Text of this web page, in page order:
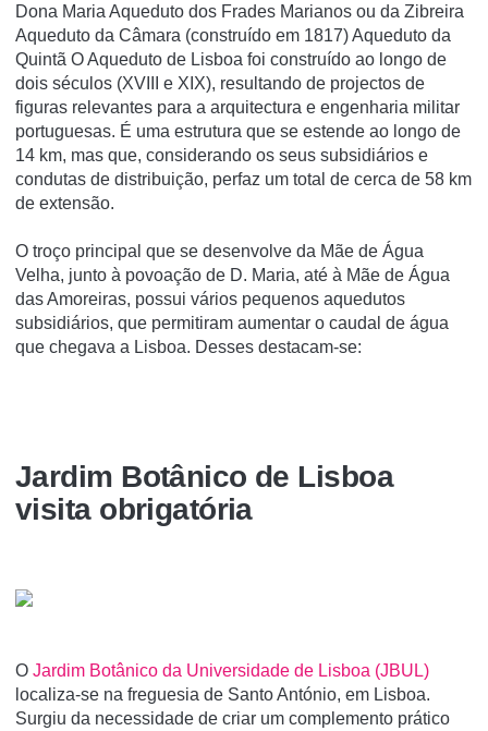
Dona Maria Aqueduto dos Frades Marianos ou da Zibreira
Aqueduto da Câmara (construí­do em 1817) Aqueduto da
Quintã O Aqueduto de Lisboa foi construído ao longo de
dois séculos (XVIII e XIX), resultando de projectos de
figuras relevantes para a arquitectura e engenharia militar
portuguesas. É uma estrutura que se estende ao longo de
14 km, mas que, considerando os seus subsidiários e
condutas de distribuição, perfaz um total de cerca de 58 km
de extensão.
O troço principal que se desenvolve da Mãe de Água
Velha, junto à povoação de D. Maria, até à Mãe de Água
das Amoreiras, possui vários pequenos aquedutos
subsidiários, que permitiram aumentar o caudal de água
que chegava a Lisboa. Desses destacam-se:
Jardim Botânico de Lisboa
visita obrigatória
O Jardim Botânico da Universidade de Lisboa (JBUL)
localiza-se na freguesia de Santo António, em Lisboa.
Surgiu da necessidade de criar um complemento prático